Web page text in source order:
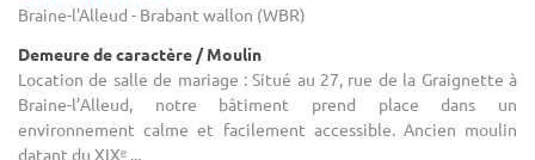
Braine-l'Alleud - Brabant wallon (WBR)
Demeure de caractère / Moulin
Location de salle de mariage : Situé au 27, rue de la Graignette à
Braine-l’Alleud, notre bâtiment prend place dans un
environnement calme et facilement accessible. Ancien moulin
datant du XIXᵉ ...